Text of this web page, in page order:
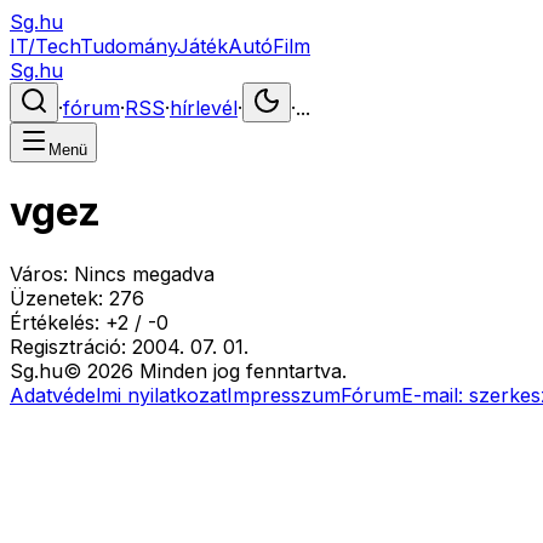
Sg.hu
IT/TechTudományJátékAutóFilm
Sg.hu
·fórum·RSS·hírlevél· ·...
Menü
vgez
Város: Nincs megadva
Üzenetek: 276
Értékelés: +2 / -0
Regisztráció: 2004. 07. 01.
Sg.hu© 2026 Minden jog fenntartva.
Adatvédelmi nyilatkozatImpresszumFórumE-mail: